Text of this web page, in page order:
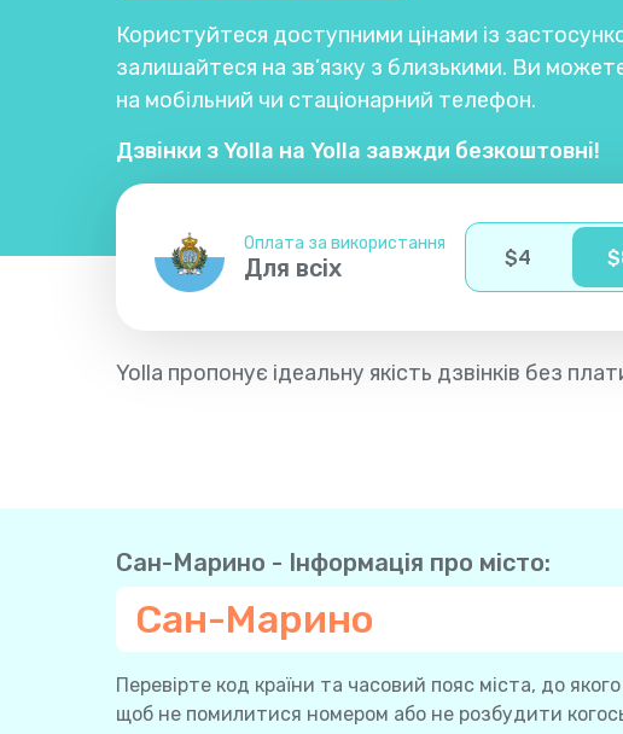
Користуйтеся доступними цінами із
залишайтеся на зв’язку з близькими. Ви
на мобільний чи стаціонарний телефон.
Дзвінки з Yolla на Yolla завжди безкоштовні!
Оплата за використання
Для всіх $4 $
Yolla пропонує ідеальну якість дзвінків без
Сан-Марино - Інформація про місто:
Сан-Марино
Перевірте код країни та часовий пояс міста, до
щоб не помилитися номером або не розбудити